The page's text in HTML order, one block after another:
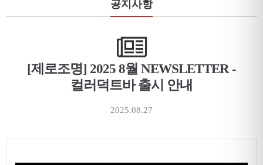
공지사항
[제로조명] 2025 8월 NEWSLETTER -
컬러덕트바 출시 안내
2025.08.27